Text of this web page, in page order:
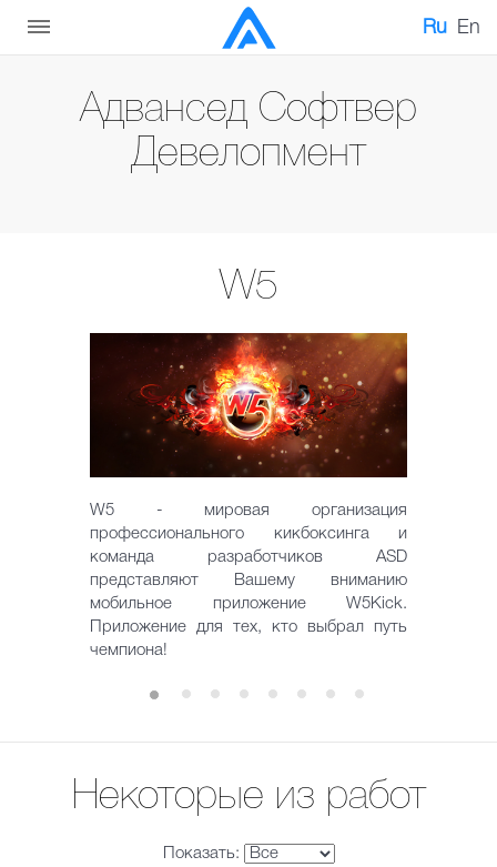
Ru En
Адвансед Софтвер
Девелопмент
W5
W5 - мировая организация
профессионального кикбоксинга и
команда разработчиков ASD
представляют Вашему вниманию
мобильное приложение W5Kick.
Приложение для тех, кто выбрал путь
чемпиона!
Некоторые из работ
Показать: